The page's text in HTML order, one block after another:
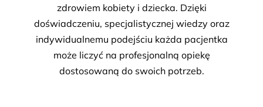
zdrowiem kobiety i dziecka. Dzięki
doświadczeniu, specjalistycznej wiedzy oraz
indywidualnemu podejściu każda pacjentka
może liczyć na profesjonalną opiekę
dostosowaną do swoich potrzeb.